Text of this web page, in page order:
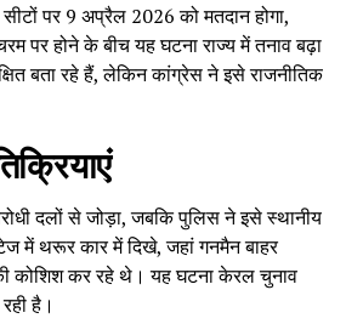
पर 9 अप्रैल 2026 को मतदान होगा,
पर होने के बीच यह घटना राज्य में तनाव बढ़ा
बता रहे हैं, लेकिन कांग्रेस ने इसे राजनीतिक
दलों से जोड़ा, जबकि पुलिस ने इसे स्थानीय
में थरूर कार में दिखे, जहां गनमैन बाहर
कोशिश कर रहे थे। यह घटना केरल चुनाव
है।